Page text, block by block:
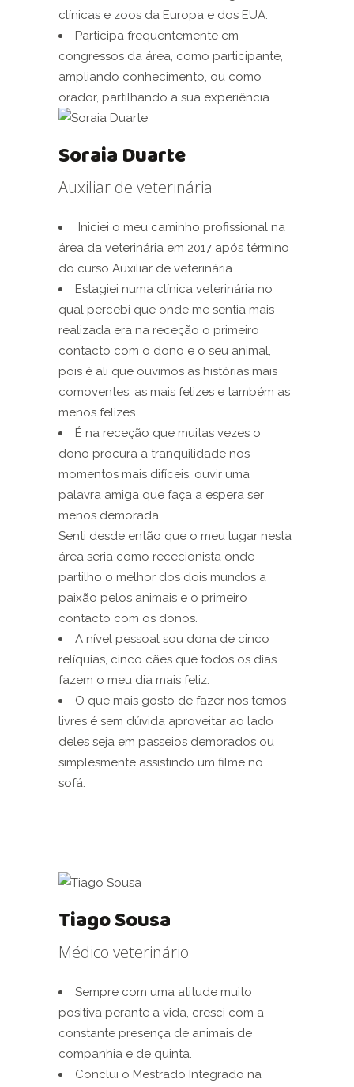
clínicas e zoos da Europa e dos EUA.
Participa frequentemente em
congressos da área, como participante,
ampliando conhecimento, ou como
orador, partilhando a sua experiência.
Soraia Duarte
Auxiliar de veterinária
Iniciei o meu caminho profissional na
área da veterinária em 2017 após término
do curso Auxiliar de veterinária.
Estagiei numa clínica veterinária no
qual percebi que onde me sentia mais
realizada era na receção o primeiro
contacto com o dono e o seu animal,
pois é ali que ouvimos as histórias mais
comoventes, as mais felizes e também as
menos felizes.
É na receção que muitas vezes o
dono procura a tranquilidade nos
momentos mais difíceis, ouvir uma
palavra amiga que faça a espera ser
menos demorada.
Senti desde então que o meu lugar nesta
área seria como rececionista onde
partilho o melhor dos dois mundos a
paixão pelos animais e o primeiro
contacto com os donos.
A nível pessoal sou dona de cinco
relíquias, cinco cães que todos os dias
fazem o meu dia mais feliz.
O que mais gosto de fazer nos temos
livres é sem dúvida aproveitar ao lado
deles seja em passeios demorados ou
simplesmente assistindo um filme no
sofá.
Tiago Sousa
Médico veterinário
Sempre com uma atitude muito
positiva perante a vida, cresci com a
constante presença de animais de
companhia e de quinta.
Conclui o Mestrado Integrado na